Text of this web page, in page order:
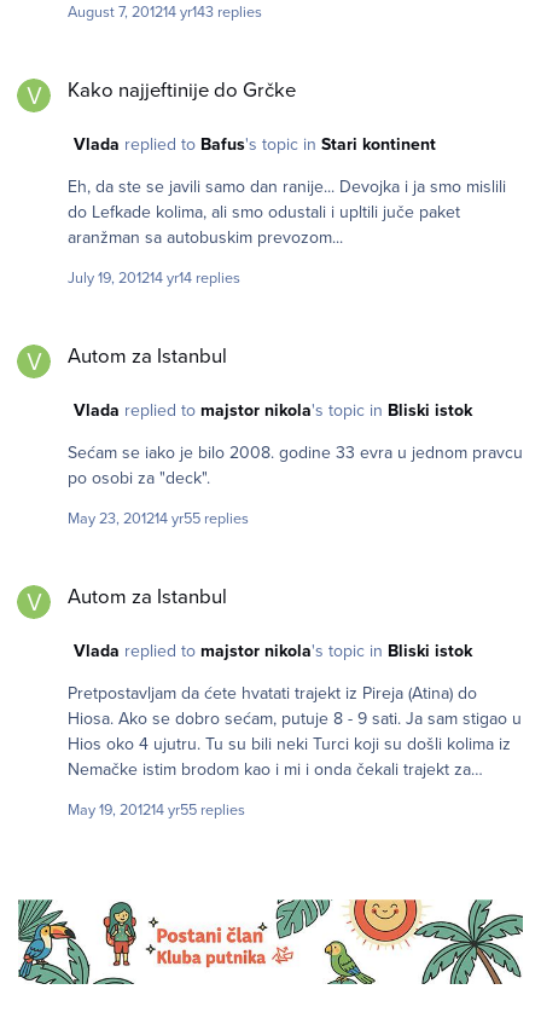
August 7, 201214 yr143 replies
Kako najjeftinije do Grčke
Vlada replied to Bafus's topic in Stari kontinent
Eh, da ste se javili samo dan ranije... Devojka i ja smo mislili
do Lefkade kolima, ali smo odustali i upltili juče paket
aranžman sa autobuskim prevozom...
July 19, 201214 yr14 replies
Autom za Istanbul
Vlada replied to majstor nikola's topic in Bliski istok
Sećam se iako je bilo 2008. godine 33 evra u jednom pravcu
po osobi za "deck".
May 23, 201214 yr55 replies
Autom za Istanbul
Vlada replied to majstor nikola's topic in Bliski istok
Pretpostavljam da ćete hvatati trajekt iz Pireja (Atina) do
Hiosa. Ako se dobro sećam, putuje 8 - 9 sati. Ja sam stigao u
Hios oko 4 ujutru. Tu su bili neki Turci koji su došli kolima iz
Nemačke istim brodom kao i mi i onda čekali trajekt za
u delu koji pokriva "deck" karta u unutrašnjosti ili "aircraft
May 19, 201214 yr55 replies